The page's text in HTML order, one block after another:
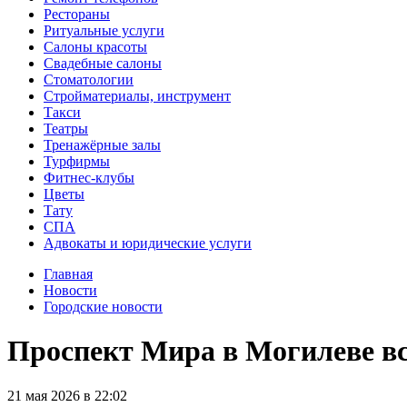
Рестораны
Ритуальные услуги
Салоны красоты
Свадебные салоны
Стоматологии
Стройматериалы, инструмент
Такси
Театры
Тренажёрные залы
Турфирмы
Фитнес-клубы
Цветы
Тату
СПА
Адвокаты и юридические услуги
Главная
Новости
Городские новости
Проспект Мира в Могилеве
21 мая 2026 в 22:02